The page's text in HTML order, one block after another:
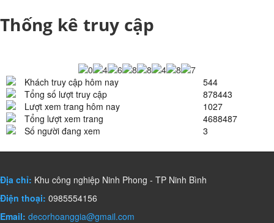
Thống kê truy cập
Khách truy cập hôm nay
544
Tổng số lượt truy cập
878443
Lượt xem trang hôm nay
1027
Tổng lượt xem trang
4688487
Số người đang xem
3
Địa chỉ: Khu công nghiệp Ninh Phong - TP Ninh Bình
Điện thoại: 0985554156
Email: decorhoanggia@gmail.com